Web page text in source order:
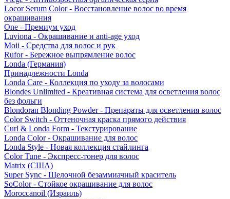
Locor Serum Color - Восстановление волос во время
окрашивания
One - Премиум уход
Luviona - Окрашивание и anti-age уход
Moii - Средства для волос и рук
Rufor - Бережное выпрямление волос
Londa (Германия)
Принадлежности Londa
Londa Care - Коллекция по уходу за волосами
Blondes Unlimited - Креативная система для осветления волос
без фольги
Blondoran Blonding Powder - Препараты для осветления волос
Color Switch - Оттеночная краска прямого действия
Curl & Londa Form - Текстурирование
Londa Color - Окрашивание для волос
Londa Style - Новая коллекция стайлинга
Color Tune - Экспресс-тонер для волос
Matrix (США)
Super Sync - Щелочной безаммиачный краситель
SoColor - Стойкое окрашивание для волос
Moroccanoil (Израиль)